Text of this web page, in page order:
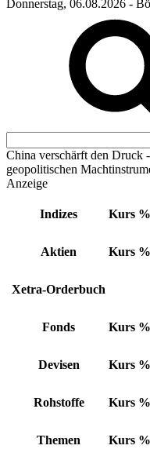
Donnerstag, 06.08.2026 -
China verschärft den Druck
geopolitischen
Anzeige
Indizes Kurs %
Aktien Kurs %
Xetra-Orderbuch
Fonds Kurs %
Devisen Kurs %
Rohstoffe Kurs %
Themen Kurs %